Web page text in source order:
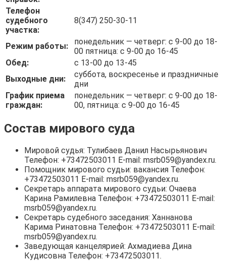
Телефон
судебного
участка:
8(347) 250-30-11
Режим работы:
понедельник — четверг: с 9-00 до 18-
00 пятница: с 9-00 до 16-45
Обед:
с 13-00 до 13-45
Выходные дни:
суббота, воскресенье и праздничные
дни
График приема
граждан:
понедельник — четверг: с 9-00 до 18-
00, пятница: с 9-00 до 16-45
Состав мирового суда
Мировой судья: Тулибаев Данил Насырьянович
Телефон: +73472503011 E-mail: msrb059@yandex.ru.
Помощник мирового судьи: вакансия Телефон:
+73472503011 E-mail: msrb059@yandex.ru.
Секретарь аппарата мирового судьи: Очаева
Карина Рамилевна Телефон: +73472503011 E-mail:
msrb059@yandex.ru.
Секретарь судебного заседания: Ханнанова
Карима Ринатовна Телефон: +73472503011 E-mail:
msrb059@yandex.ru.
Заведующая канцелярией: Ахмадиева Дина
Кудисовна Телефон: +73472503011.